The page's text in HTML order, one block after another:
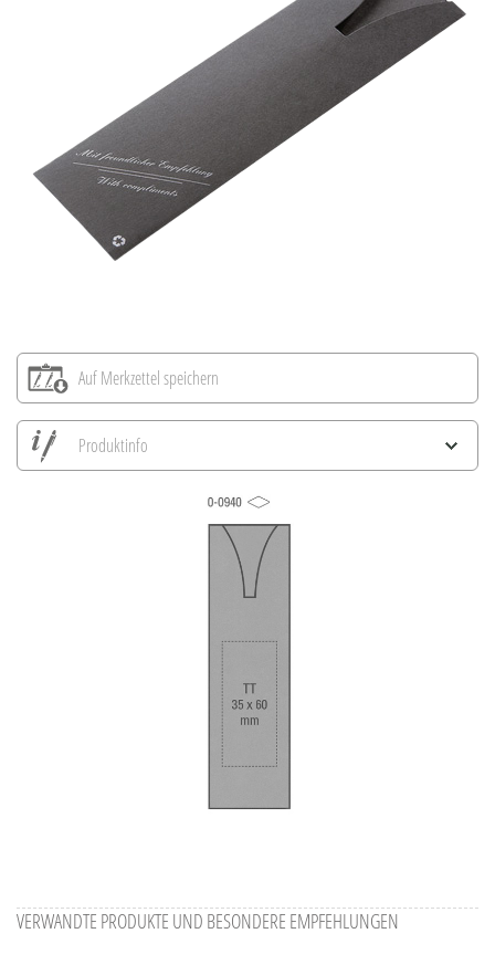
Auf Merkzettel speichern
Produktinfo
VERWANDTE PRODUKTE UND BESONDERE EMPFEHLUNGEN